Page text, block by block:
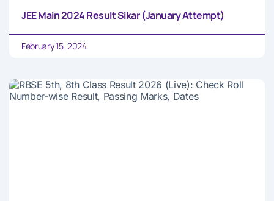
JEE Main 2024 Result Sikar (January Attempt)
February 15, 2024